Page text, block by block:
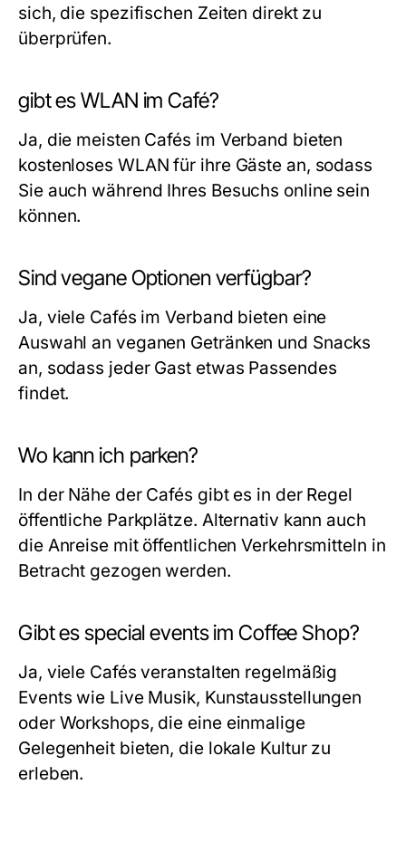
sich, die spezifischen Zeiten direkt zu
überprüfen.
gibt es WLAN im Café?
Ja, die meisten Cafés im Verband bieten
kostenloses WLAN für ihre Gäste an, sodass
Sie auch während Ihres Besuchs online sein
können.
Sind vegane Optionen verfügbar?
Ja, viele Cafés im Verband bieten eine
Auswahl an veganen Getränken und Snacks
an, sodass jeder Gast etwas Passendes
findet.
Wo kann ich parken?
In der Nähe der Cafés gibt es in der Regel
öffentliche Parkplätze. Alternativ kann auch
die Anreise mit öffentlichen Verkehrsmitteln in
Betracht gezogen werden.
Gibt es special events im Coffee Shop?
Ja, viele Cafés veranstalten regelmäßig
Events wie Live Musik, Kunstausstellungen
oder Workshops, die eine einmalige
Gelegenheit bieten, die lokale Kultur zu
erleben.